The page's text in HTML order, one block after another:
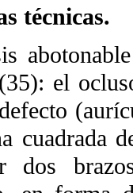
técnicas.
el
cuadrada
dos